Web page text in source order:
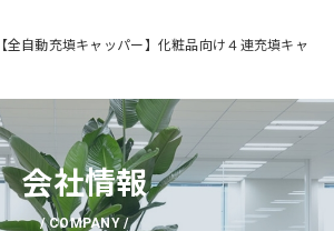
【全自動充填キャッパー】化粧品向け４連充填キャ
会社情報
COMPANY